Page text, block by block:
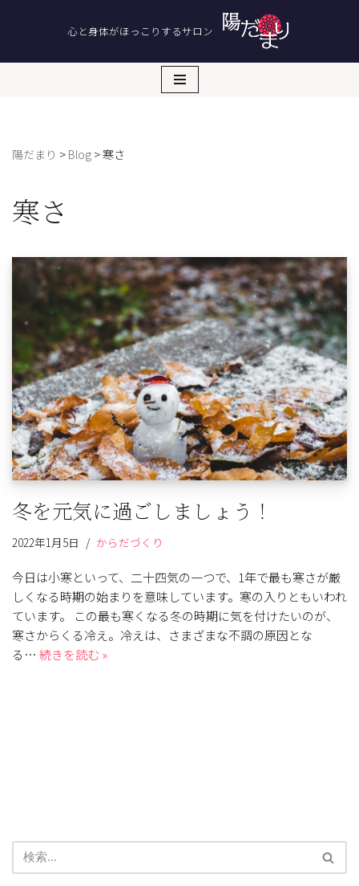
ン
ス
ッ
プ
心と身体がほっこりするサロン
陽だまり > Blog >寒さ
寒さ
冬を元気に過ごしましょう！
2022年1月5日 からだづくり
今日は小寒といって、二十四気の一つで、1年で最も寒さが厳
しくなる時期の始まりを意味しています。寒の入りともいわれ
ています。 この最も寒くなる冬の時期に気を付けたいのが、
寒さからくる冷え。冷えは、さまざまな不調の原因とな
る… 続きを読む »